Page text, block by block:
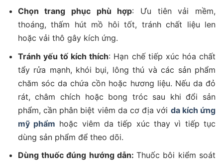
Chọn trang phục phù hợp: Ưu tiên vải mềm,
thoáng, thấm hút mồ hôi tốt, tránh chất liệu len
hoặc vải thô gây kích ứng.
Tránh yếu tố kích thích: Hạn chế tiếp xúc hóa chất
tẩy rửa mạnh, khói bụi, lông thú và các sản phẩm
chăm sóc da chứa cồn hoặc hương liệu. Nếu da đỏ
rát, châm chích hoặc bong tróc sau khi đổi sản
phẩm, cần phân biệt viêm da cơ địa với da kích ứng
mỹ phẩm hoặc viêm da tiếp xúc thay vì tiếp tục
dùng sản phẩm để theo dõi.
Dùng thuốc đúng hướng dẫn:Thuốc bôi kiểm soát